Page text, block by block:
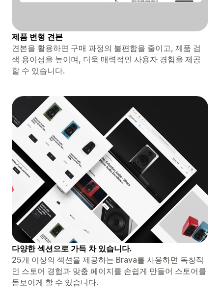
제품 변형 견본
견본을 활용하면 구매 과정의 불편함을 줄이고, 제품 검
색 용이성을 높이며, 더욱 매력적인 사용자 경험을 제공
할 수 있습니다.
다양한 섹션으로 가득 차 있습니다.
25개 이상의 섹션을 제공하는 Brava를 사용하면 독창적
인 스토어 경험과 맞춤 페이지를 손쉽게 만들어 스토어를
돋보이게 할 수 있습니다.